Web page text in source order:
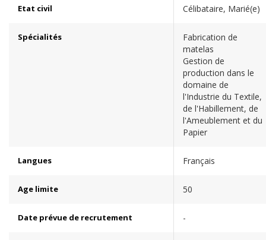
Etat civil Célibataire, Marié(e)
Spécialités
Fabrication de
matelas
Gestion de
production dans le
domaine de
l'Industrie du Textile,
de l'Habillement, de
l'Ameublement et du
Papier
Langues Français
Age limite 50
Date prévue de recrutement -